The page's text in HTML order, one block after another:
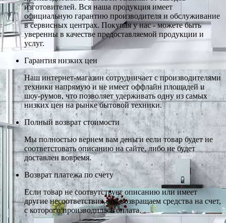
изготовителей. Вся наша продукция имеет
официальную гарантию производителя и обслуживание
в сервисных центрах. Покупая у нас - можете быть
уверенны в качестве предоставляемой продукции и
услуг.
Гарантия низких цен
Наш интернет-магазин сотрудничает с производителями
техники напрямую и не имеет оффлайн площадей и
шоу-румов, что позволяет удерживать одну из самых
низких цен на рынке бытовой техники.
Полный возврат стоимости
Мы полностью вернем вам деньги если товар будет не
соответстовать описанию на сайте, либо не будет
доставлен вовремя.
Возврат платежа по счету
Если товар не соотвутствует описанию или имеет
другие несоответствия, мы возвращаем средства на счет,
с которого производилась оплата.